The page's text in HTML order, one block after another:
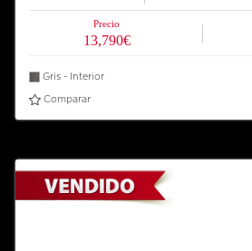
Precio
13,790€
Gris - Interior
Comparar